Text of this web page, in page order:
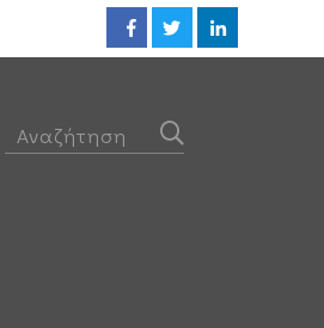
Η απάντηση της Ισπανίας: